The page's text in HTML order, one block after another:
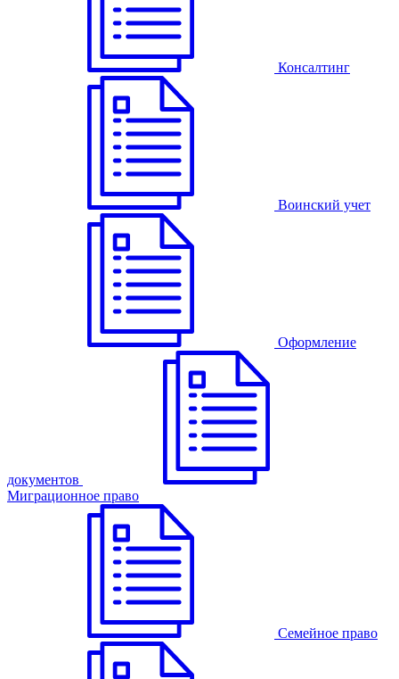
Консалтинг
Воинский учет
Оформление
документов
Миграционное право
Семейное право